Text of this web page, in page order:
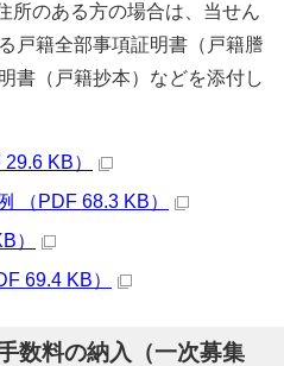
所のある方の場合は、当せん
戸籍全部事項証明書（戸籍謄
書（戸籍抄本）などを添付し
KB）
（PDF 68.3 KB）
）
69.4 KB）
数料の納入（一次募集